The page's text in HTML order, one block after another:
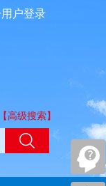
户登录
【高级搜索】